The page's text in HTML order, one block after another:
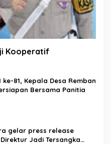
Kooperatif
ke-81, Kepala Desa Remban
Bersama Panitia
gelar press release
Jadi Tersangka